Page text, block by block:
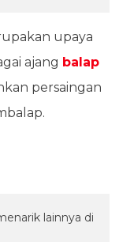
upaya
ajang balap
persaingan
lainnya di